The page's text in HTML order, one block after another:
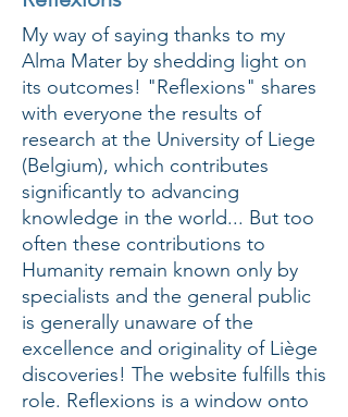
My way of saying thanks to my
Alma Mater by shedding light on
its outcomes! "Reflexions" shares
with everyone the results of
research at the University of Liege
(Belgium), which contributes
significantly to advancing
knowledge in the world... But too
often these contributions to
Humanity remain known only by
specialists and the general public
is generally unaware of the
excellence and originality of Liège
discoveries! The website fulfills this
role. Reflexions is a window onto